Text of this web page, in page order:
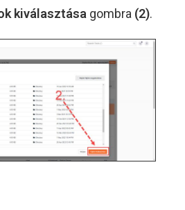
kiválasztása gombra (2).